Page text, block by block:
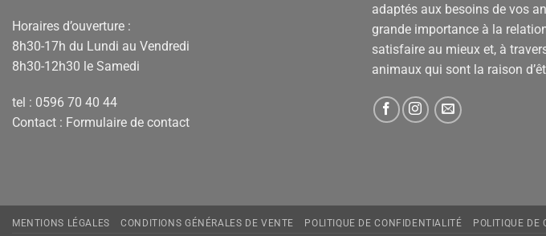
Horaires d’ouverture :
8h30-17h du Lundi au Vendredi
8h30-12h30 le Samedi
tel : 0596 70 40 44
Contact : Formulaire de contact
adaptés aux besoins de vos
grande importance à la
satisfaire au mieux et, à
animaux qui sont la raison
MENTIONS LÉGALES CONDITIONS GÉNÉRALES DE VENTE POLITIQUE DE CONFIDENTIALITÉ POLITIQUE DE